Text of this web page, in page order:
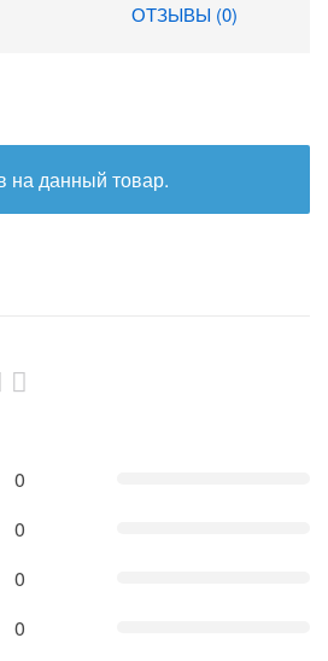
ОТЗЫВЫ (0)
на данный товар.
0
0
0
0